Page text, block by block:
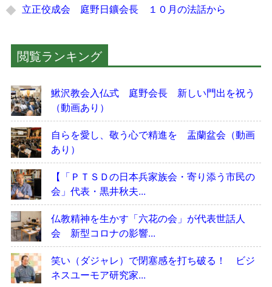
立正佼成会 庭野日鑛会長 １０月の法話から
閲覧ランキング
鰍沢教会入仏式 庭野会長 新しい門出を祝う
（動画あり）
自らを愛し、敬う心で精進を 盂蘭盆会（動画
あり）
【「ＰＴＳＤの日本兵家族会・寄り添う市民の
会」代表・黒井秋夫...
仏教精神を生かす「六花の会」が代表世話人
会 新型コロナの影響...
笑い（ダジャレ）で閉塞感を打ち破る！ ビジ
ネスユーモア研究家...